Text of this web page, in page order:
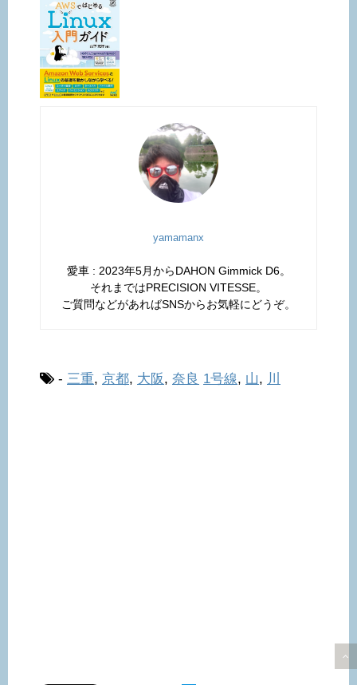
yamamanx
愛車 : 2023年5月からDAHON Gimmick D6。
それまではPRECISION VITESSE。
ご質問などがあればSNSからお気軽にどうぞ。
- 三重, 京都, 大阪, 奈良 1号線, 山, 川